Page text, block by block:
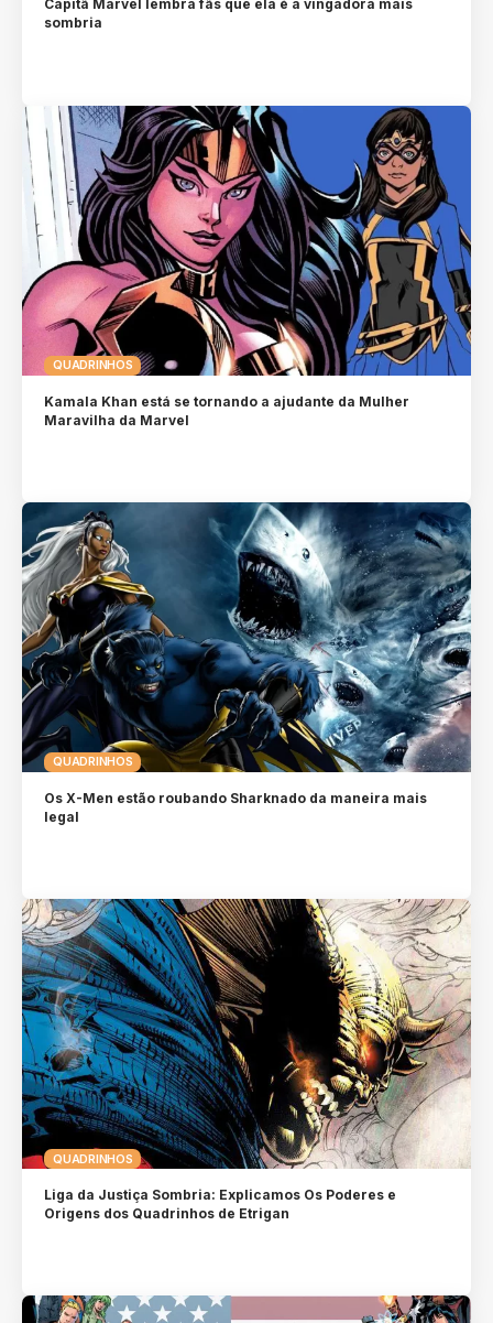
Capitã Marvel lembra fãs que ela é a vingadora mais
sombria
QUADRINHOS
Kamala Khan está se tornando a ajudante da Mulher
Maravilha da Marvel
QUADRINHOS
Os X-Men estão roubando Sharknado da maneira mais
legal
QUADRINHOS
Liga da Justiça Sombria: Explicamos Os Poderes e
Origens dos Quadrinhos de Etrigan